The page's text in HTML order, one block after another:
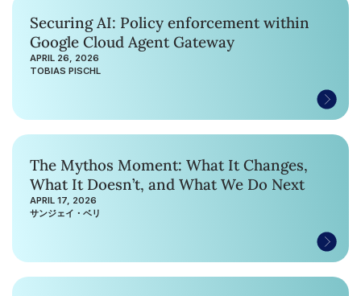
Securing AI: Policy enforcement within
Google Cloud Agent Gateway
APRIL 26, 2026
TOBIAS PISCHL
The Mythos Moment: What It Changes,
What It Doesn’t, and What We Do Next
APRIL 17, 2026
サンジェイ・ベリ